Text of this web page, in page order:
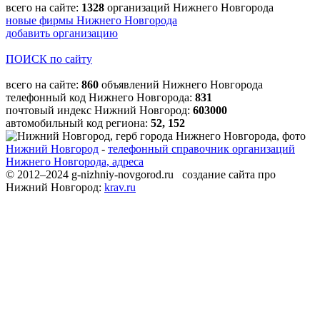
всего на сайте: 1328 организаций Нижнего Новгорода
новые фирмы Нижнего Новгорода
добавить организацию
ПОИСК по сайту
всего на сайте: 860 объявлений Нижнего Новгорода
телефонный код Нижнего Новгорода: 831
почтовый индекс Нижний Новгород: 603000
автомобильный код региона: 52, 152
Нижний Новгород - телефонный справочник организаций
Нижнего Новгорода, адреса
© 2012–2024 g-nizhniy-novgorod.ru создание сайта про
Нижний Новгород: krav.ru